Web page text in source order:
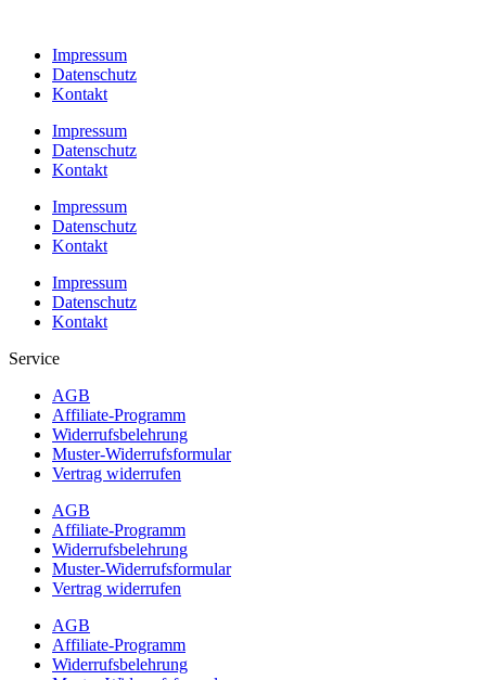
Impressum
Datenschutz
Kontakt
Impressum
Datenschutz
Kontakt
Impressum
Datenschutz
Kontakt
Impressum
Datenschutz
Kontakt
Service
AGB
Affiliate-Programm
Widerrufsbelehrung
Muster-Widerrufsformular
Vertrag widerrufen
AGB
Affiliate-Programm
Widerrufsbelehrung
Muster-Widerrufsformular
Vertrag widerrufen
AGB
Affiliate-Programm
Widerrufsbelehrung